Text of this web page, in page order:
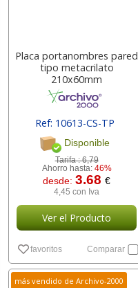
Placa portanombres pared
tipo metacrilato
210x60mm
Ref: 10613-CS-TP
[ 71955 ]
Disponible
Tarifa :6,79
Ahorro hasta: 46%
desde:3.68€
4,45 con Iva
Ver el Producto
favoritos Comparar
más vendido de Archivo-2000